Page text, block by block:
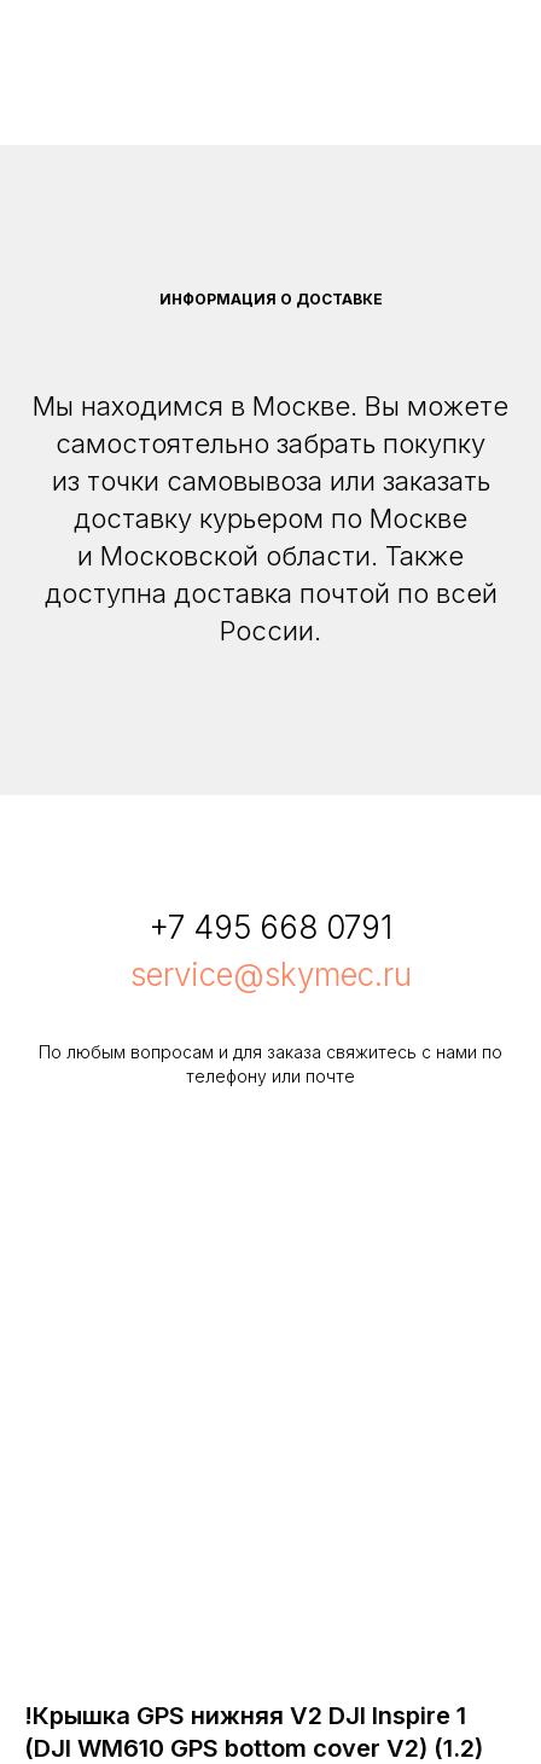
ИНФОРМАЦИЯ О ДОСТАВКЕ
Мы находимся в Москве. Вы можете
самостоятельно забрать покупку
из точки самовывоза или заказать
доставку курьером по Москве
и Московской области. Также
доступна доставка почтой по всей
России.
+7 495 668 0791
service@skymec.ru
По любым вопросам и для заказа свяжитесь с нами по
телефону или почте
!Крышка GPS нижняя V2 DJI Inspire 1
(DJI WM610 GPS bottom cover V2) (1.2)